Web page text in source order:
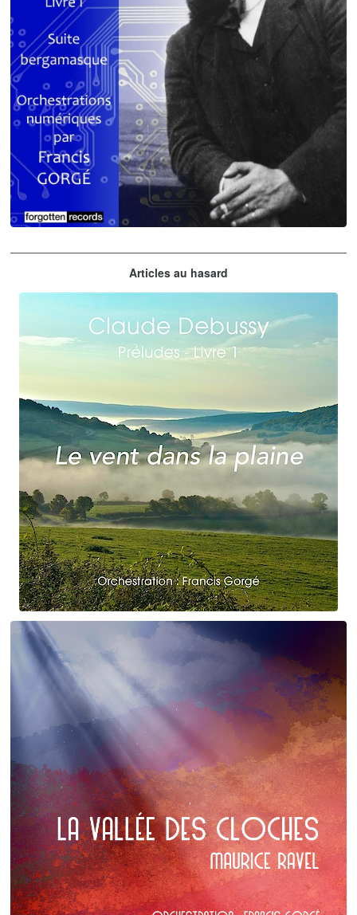
Articles au hasard
Claude Debussy
Le vent dans la plaine